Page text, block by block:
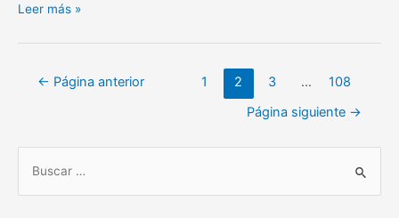
Rezo
el
descanso
oración
especial
Leer más »
Navegación
← Página anterior 1 2 3 …
108
Página siguiente →